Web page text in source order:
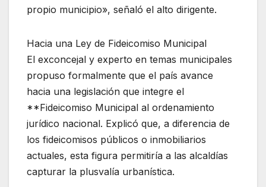
propio municipio», señaló el alto dirigente.
Hacia una Ley de Fideicomiso Municipal
El exconcejal y experto en temas municipales
propuso formalmente que el país avance
hacia una legislación que integre el
**Fideicomiso Municipal al ordenamiento
jurídico nacional. Explicó que, a diferencia de
los fideicomisos públicos o inmobiliarios
actuales, esta figura permitiría a las alcaldías
capturar la plusvalía urbanística.